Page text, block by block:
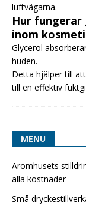
luftvägarna.
Hur
inom
Glycerol
huden.
Detta hjälper till
till en effektiv
MENU
Aromhusets
alla kostnader
Små